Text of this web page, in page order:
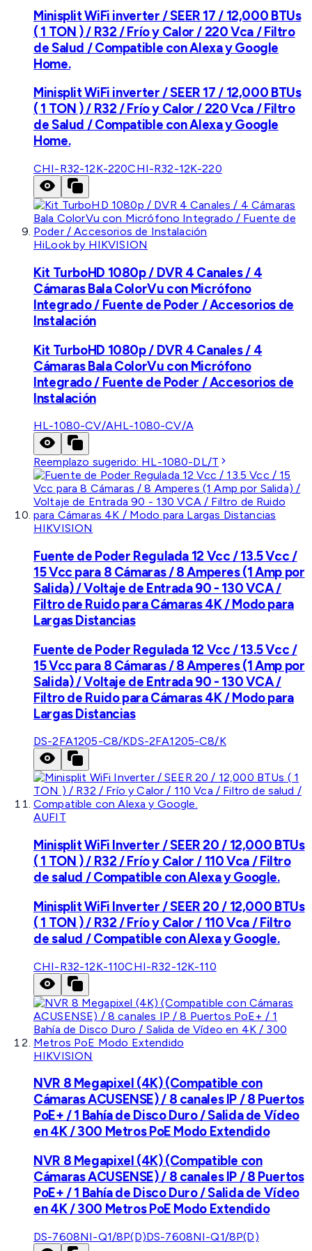
Minisplit WiFi inverter / SEER 17 / 12,000 BTUs
( 1 TON ) / R32 / Frío y Calor / 220 Vca / Filtro
de Salud / Compatible con Alexa y Google
Home.
Minisplit WiFi inverter / SEER 17 / 12,000 BTUs
( 1 TON ) / R32 / Frío y Calor / 220 Vca / Filtro
de Salud / Compatible con Alexa y Google
Home.
CHI-R32-12K-220CHI-R32-12K-220
HiLook by HIKVISION
Kit TurboHD 1080p / DVR 4 Canales / 4
Cámaras Bala ColorVu con Micrófono
Integrado / Fuente de Poder / Accesorios de
Instalación
Kit TurboHD 1080p / DVR 4 Canales / 4
Cámaras Bala ColorVu con Micrófono
Integrado / Fuente de Poder / Accesorios de
Instalación
HL-1080-CV/AHL-1080-CV/A
Reemplazo sugerido: HL-1080-DL/T
HIKVISION
Fuente de Poder Regulada 12 Vcc / 13.5 Vcc /
15 Vcc para 8 Cámaras / 8 Amperes (1 Amp por
Salida) / Voltaje de Entrada 90 - 130 VCA /
Filtro de Ruido para Cámaras 4K / Modo para
Largas Distancias
Fuente de Poder Regulada 12 Vcc / 13.5 Vcc /
15 Vcc para 8 Cámaras / 8 Amperes (1 Amp por
Salida) / Voltaje de Entrada 90 - 130 VCA /
Filtro de Ruido para Cámaras 4K / Modo para
Largas Distancias
DS-2FA1205-C8/KDS-2FA1205-C8/K
AUFIT
Minisplit WiFi Inverter / SEER 20 / 12,000 BTUs
( 1 TON ) / R32 / Frío y Calor / 110 Vca / Filtro
de salud / Compatible con Alexa y Google.
Minisplit WiFi Inverter / SEER 20 / 12,000 BTUs
( 1 TON ) / R32 / Frío y Calor / 110 Vca / Filtro
de salud / Compatible con Alexa y Google.
CHI-R32-12K-110CHI-R32-12K-110
HIKVISION
NVR 8 Megapixel (4K) (Compatible con
Cámaras ACUSENSE) / 8 canales IP / 8 Puertos
PoE+ / 1 Bahía de Disco Duro / Salida de Vídeo
en 4K / 300 Metros PoE Modo Extendido
NVR 8 Megapixel (4K) (Compatible con
Cámaras ACUSENSE) / 8 canales IP / 8 Puertos
PoE+ / 1 Bahía de Disco Duro / Salida de Vídeo
en 4K / 300 Metros PoE Modo Extendido
DS-7608NI-Q1/8P(D)DS-7608NI-Q1/8P(D)